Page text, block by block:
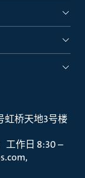
虹桥天地3号楼
工作日 8:30 –